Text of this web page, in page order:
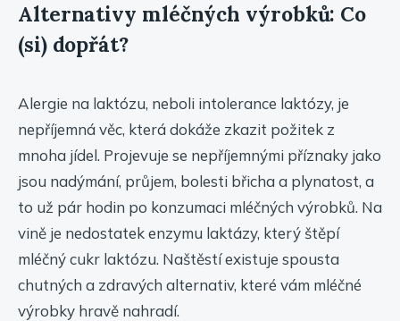
Alternativy mléčných výrobků: Co
(si) dopřát?
Alergie na laktózu, neboli intolerance laktózy, je
nepříjemná věc, která dokáže zkazit požitek z
mnoha jídel. Projevuje se nepříjemnými příznaky jako
jsou nadýmání, průjem, bolesti břicha a plynatost, a
to už pár hodin po konzumaci mléčných výrobků. Na
vině je nedostatek enzymu laktázy, který štěpí
mléčný cukr laktózu. Naštěstí existuje spousta
chutných a zdravých alternativ, které vám mléčné
výrobky hravě nahradí.